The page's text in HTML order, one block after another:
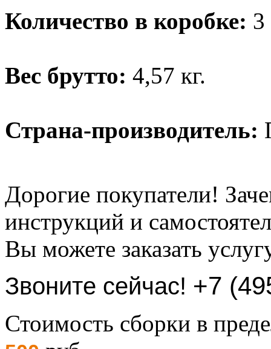
Количество в коробке: 3
Вес брутто: 4,57 кг.
Страна-производитель:
Дорогие покупатели!
инструкций и
Вы можете заказать
Звоните сейчас! +7
Стоимость сборки в